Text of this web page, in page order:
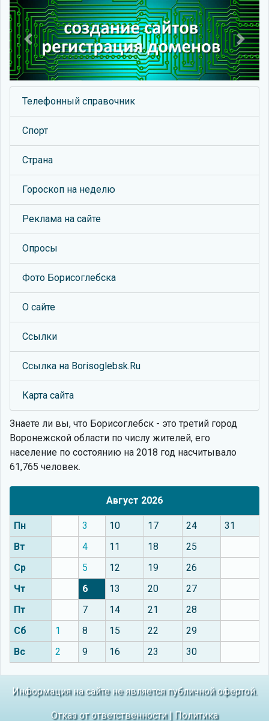
Previous Next
Телефонный справочник
Спорт
Страна
Гороскоп на неделю
Реклама на сайте
Опросы
Фото Борисоглебска
О сайте
Ссылки
Ссылка на Borisoglebsk.Ru
Карта сайта
Знаете ли вы, что Борисоглебск - это третий город
Воронежской области по числу жителей, его
население по состоянию на 2018 год насчитывало
61,765 человек.
Август 2026
Пн 3 10 17 24
31
Вт
4 11 18
25
Ср
5 12 19
26
Чт
6 13 20
27
Пт
7 14 21
28
Сб
1 8 15 22
29
Вс
2 9 16 23 30
Информация на сайте не является публичной офертой.
Отказ от ответственности| Политика